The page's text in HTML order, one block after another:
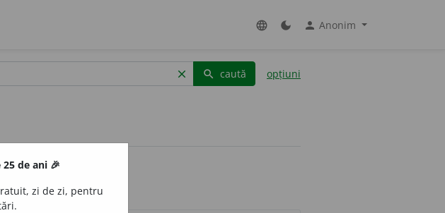
language dark_mode person Anonim
clear search caută opțiuni
de ani 🎉
zi de zi, pentru